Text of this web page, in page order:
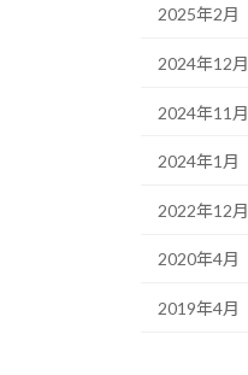
2025年2月
2024年12月
2024年11月
2024年1月
2022年12月
2020年4月
2019年4月